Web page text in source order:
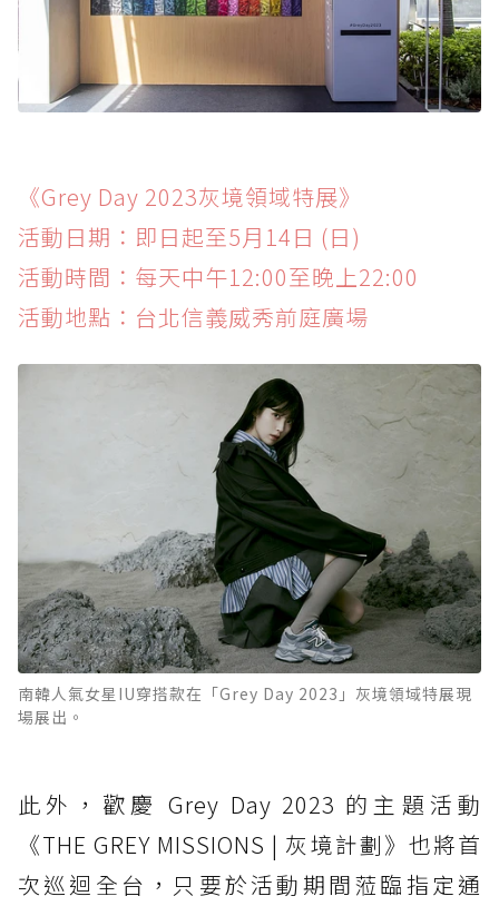
《Grey Day 2023灰境領域特展》
活動日期：即日起至5月14日 (日)
活動時間：每天中午12:00至晚上22:00
活動地點：台北信義威秀前庭廣場
南韓人氣女星IU穿搭款在「Grey Day 2023」灰境領域特展現
場展出。
此外，歡慶 Grey Day 2023 的主題活動
《THE GREY MISSIONS | 灰境計劃》也將首
次巡迴全台，只要於活動期間蒞臨指定通